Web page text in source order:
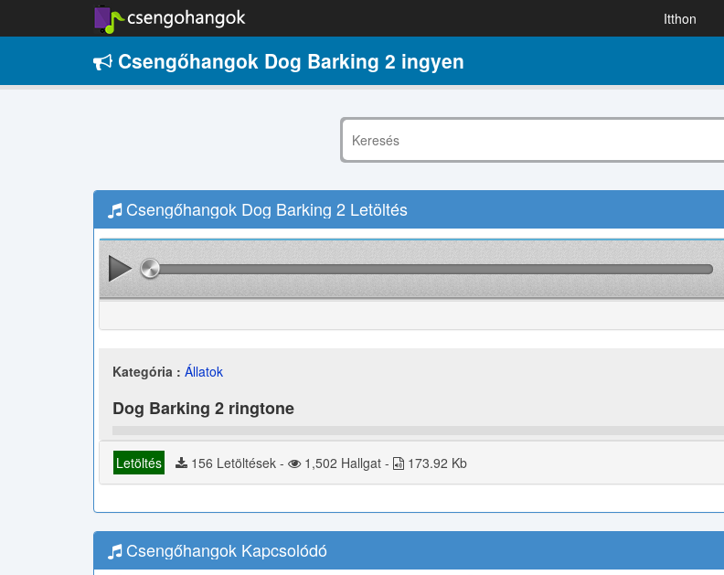
Itthon
Csengőhangok Dog Barking 2 ingyen
Csengőhangok Dog Barking 2 Letöltés
Kategória : Állatok
Dog Barking 2 ringtone
Letöltés 156 Letöltések - 1,502 Hallgat - 173.92 Kb
Csengőhangok Kapcsolódó